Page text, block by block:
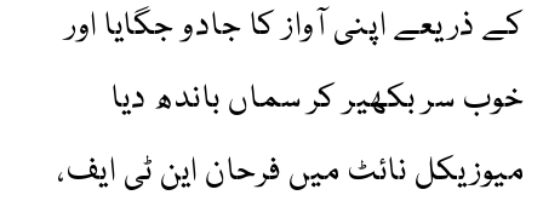
کے ذریعے اپنی آواز کا جادو جگایا اور
خوب سر بکھیر کر سماں باندھ دیا
میوزیکل نائٹ میں فرحان این ٹی ایف،